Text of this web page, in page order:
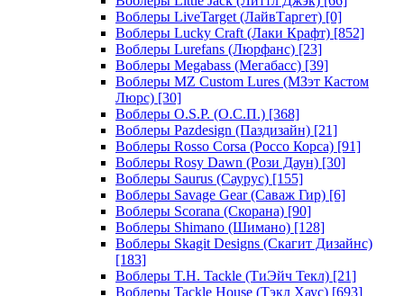
Воблеры LiveTarget (ЛайвТаргет) [0]
Воблеры Lucky Craft (Лаки Крафт) [852]
Воблеры Lurefans (Люрфанс) [23]
Воблеры Megabass (Мегабасс) [39]
Воблеры MZ Custom Lures (МЗэт Кастом
Люрс) [30]
Воблеры O.S.P. (О.С.П.) [368]
Воблеры Pazdesign (Паздизайн) [21]
Воблеры Rosso Corsa (Россо Корса) [91]
Воблеры Rosy Dawn (Рози Даун) [30]
Воблеры Saurus (Саурус) [155]
Воблеры Savage Gear (Саваж Гир) [6]
Воблеры Scorana (Скорана) [90]
Воблеры Shimano (Шимано) [128]
Воблеры Skagit Designs (Скагит Дизайнс)
[183]
Воблеры T.H. Tackle (ТиЭйч Текл) [21]
Воблеры Tackle House (Тэкл Хаус) [693]